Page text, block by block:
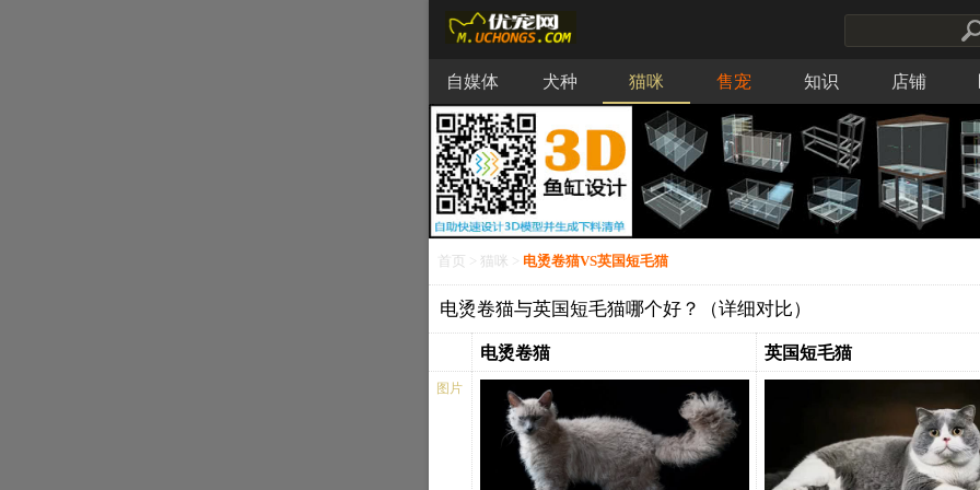
自媒体 犬种 猫咪 售宠 知识 店铺
食品
首页 猫咪 电烫卷猫VS英国短毛猫
电烫卷猫与英国短毛猫哪个好？（详细对比）
电烫卷猫 英国短毛猫
图片